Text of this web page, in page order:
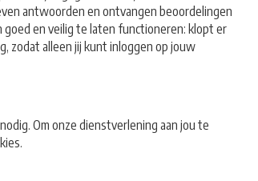
antwoorden en ontvangen beoordelingen
goed en veilig te laten functioneren: klopt er
zodat alleen jij kunt inloggen op jouw
Om onze dienstverlening aan jou te